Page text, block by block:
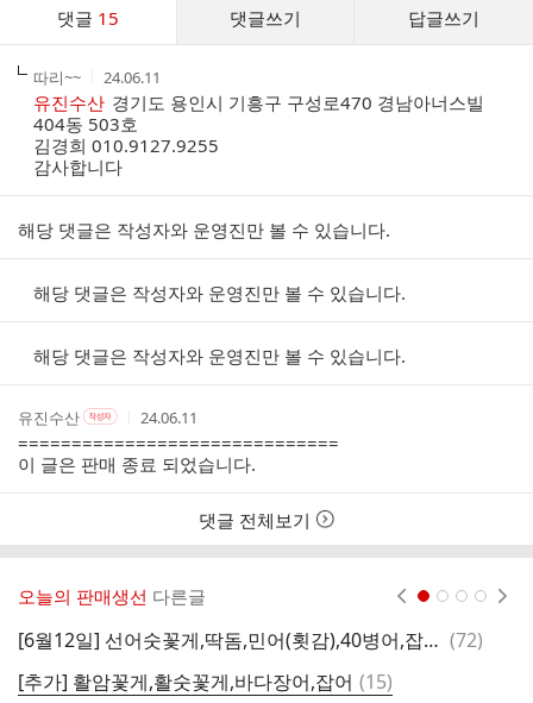
댓글 15 댓글쓰기 답글쓰기
작
성
자
따리~~
작
성
시
간
24.06.11
유진수산 경기도 용인시 기흥구 구성로470 경남아너스빌
404동 503호
김경희 010.9127.9255
감사합니다
해당 댓글은 작성자와 운영진만 볼 수 있습니다.
해당 댓글은 작성자와 운영진만 볼 수 있습니다.
해당 댓글은 작성자와 운영진만 볼 수 있습니다.
작
자
유진수산작
자
본
인
작
작
시
간
24.06.11
==============================
이 글은 판매 종료 되었습니다.
댓글 전체보기
오늘의 판매생선 다른글
[6월12일] 선어숫꽃게,딱돔,민어(횟감),40병어,잡어,바지락살,멍게살,전복 댓
(72)
[추가] 활암꽃게,활숫꽃게,바다장어,잡어 댓
(15)